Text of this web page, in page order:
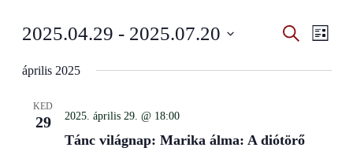
and
SearchLista
2025.04.29 - 2025.07.20
date.
április 2025
KED
29 2025. április 29. @ 18:00
Tánc világnap: Marika álma: A diótörő